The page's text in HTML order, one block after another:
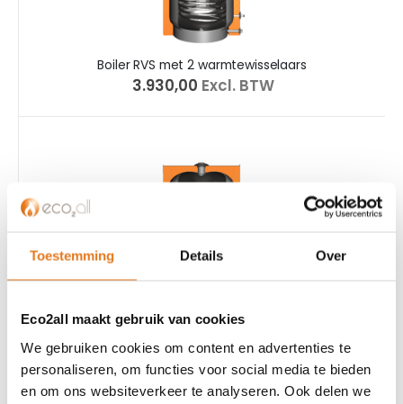
Toestemming Details Over
Eco2all maakt gebruik van cookies
We gebruiken cookies om content en advertenties te
personaliseren, om functies voor social media te bieden
en om ons websiteverkeer te analyseren. Ook delen we
Boiler RVS met 2 warmtewisselaars
€ 3.930,00 Excl. BTW